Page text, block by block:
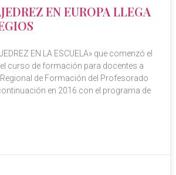
EN EUROPA LLEGA
EN LA ESCUELA» que comenzó el
curso de formación para docentes a
de Formación del Profesorado
en 2016 con el programa de